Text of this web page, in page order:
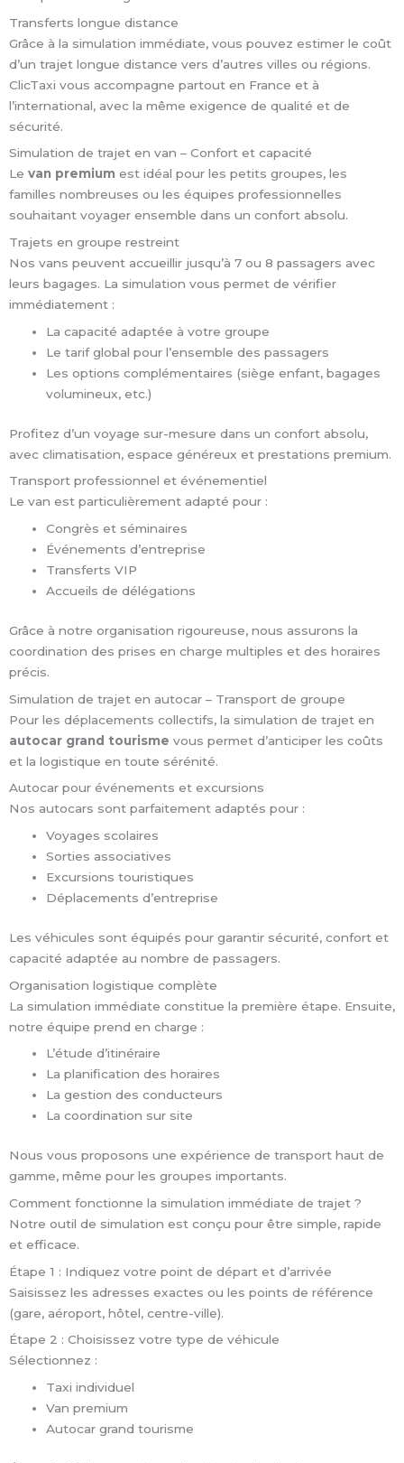
Transferts longue distance
Grâce à la simulation immédiate, vous pouvez estimer le coût
d’un trajet longue distance vers d’autres villes ou régions.
ClicTaxi vous accompagne partout en France et à
l’international, avec la même exigence de qualité et de
sécurité.
Simulation de trajet en van – Confort et capacité
Le van premium est idéal pour les petits groupes, les
familles nombreuses ou les équipes professionnelles
souhaitant voyager ensemble dans un confort absolu.
Trajets en groupe restreint
Nos vans peuvent accueillir jusqu’à 7 ou 8 passagers avec
leurs bagages. La simulation vous permet de vérifier
immédiatement :
La capacité adaptée à votre groupe
Le tarif global pour l’ensemble des passagers
Les options complémentaires (siège enfant, bagages
volumineux, etc.)
Profitez d’un voyage sur-mesure dans un confort absolu,
avec climatisation, espace généreux et prestations premium.
Transport professionnel et événementiel
Le van est particulièrement adapté pour :
Congrès et séminaires
Événements d’entreprise
Transferts VIP
Accueils de délégations
Grâce à notre organisation rigoureuse, nous assurons la
coordination des prises en charge multiples et des horaires
précis.
Simulation de trajet en autocar – Transport de groupe
Pour les déplacements collectifs, la simulation de trajet en
autocar grand tourisme vous permet d’anticiper les coûts
et la logistique en toute sérénité.
Autocar pour événements et excursions
Nos autocars sont parfaitement adaptés pour :
Voyages scolaires
Sorties associatives
Excursions touristiques
Déplacements d’entreprise
Les véhicules sont équipés pour garantir sécurité, confort et
capacité adaptée au nombre de passagers.
Organisation logistique complète
La simulation immédiate constitue la première étape. Ensuite,
notre équipe prend en charge :
L’étude d’itinéraire
La planification des horaires
La gestion des conducteurs
La coordination sur site
Nous vous proposons une expérience de transport haut de
gamme, même pour les groupes importants.
Comment fonctionne la simulation immédiate de trajet ?
Notre outil de simulation est conçu pour être simple, rapide
et efficace.
Étape 1 : Indiquez votre point de départ et d’arrivée
Saisissez les adresses exactes ou les points de référence
(gare, aéroport, hôtel, centre-ville).
Étape 2 : Choisissez votre type de véhicule
Sélectionnez :
Taxi individuel
Van premium
Autocar grand tourisme